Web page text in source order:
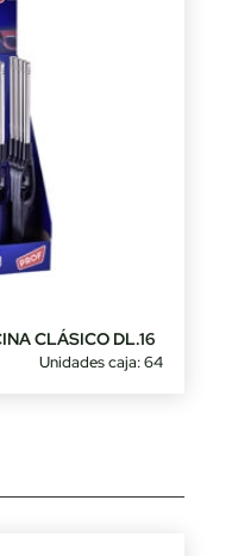
CLÁSICO DL.16
Unidades caja: 64